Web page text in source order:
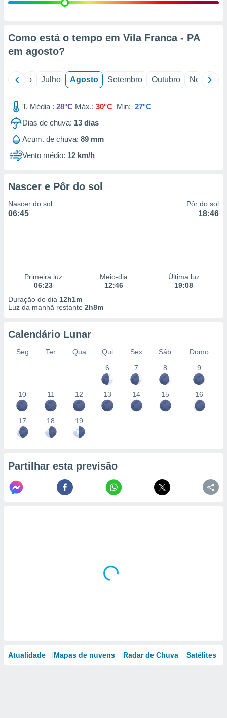
estudos
1199
Como está o tempo em Vila Franca - PA
em agosto?
Junho Julho Agosto Setembro Outubro Novembro
T. Média : 28°C Máx.: 30°C Min: 27°C
Dias de chuva: 13 dias
Acum. de chuva: 89 mm
Vento médio: 12 km/h
Nascer e Pôr do sol
Nascer do sol
06:45
Pôr do sol
18:46
Primeira luz
06:23
Meio-dia
12:46
Última luz
19:08
Duração do dia 12h1m
Luz da manhã restante 2h8m
Calendário Lunar
Seg Ter Qua Qui Sex Sáb
Domo
6
7 8 9
10 11 12 13 14 15 16
17 18 19
Partilhar esta previsão
Atualidade Mapas de nuvens Radar de Chuva Satélites